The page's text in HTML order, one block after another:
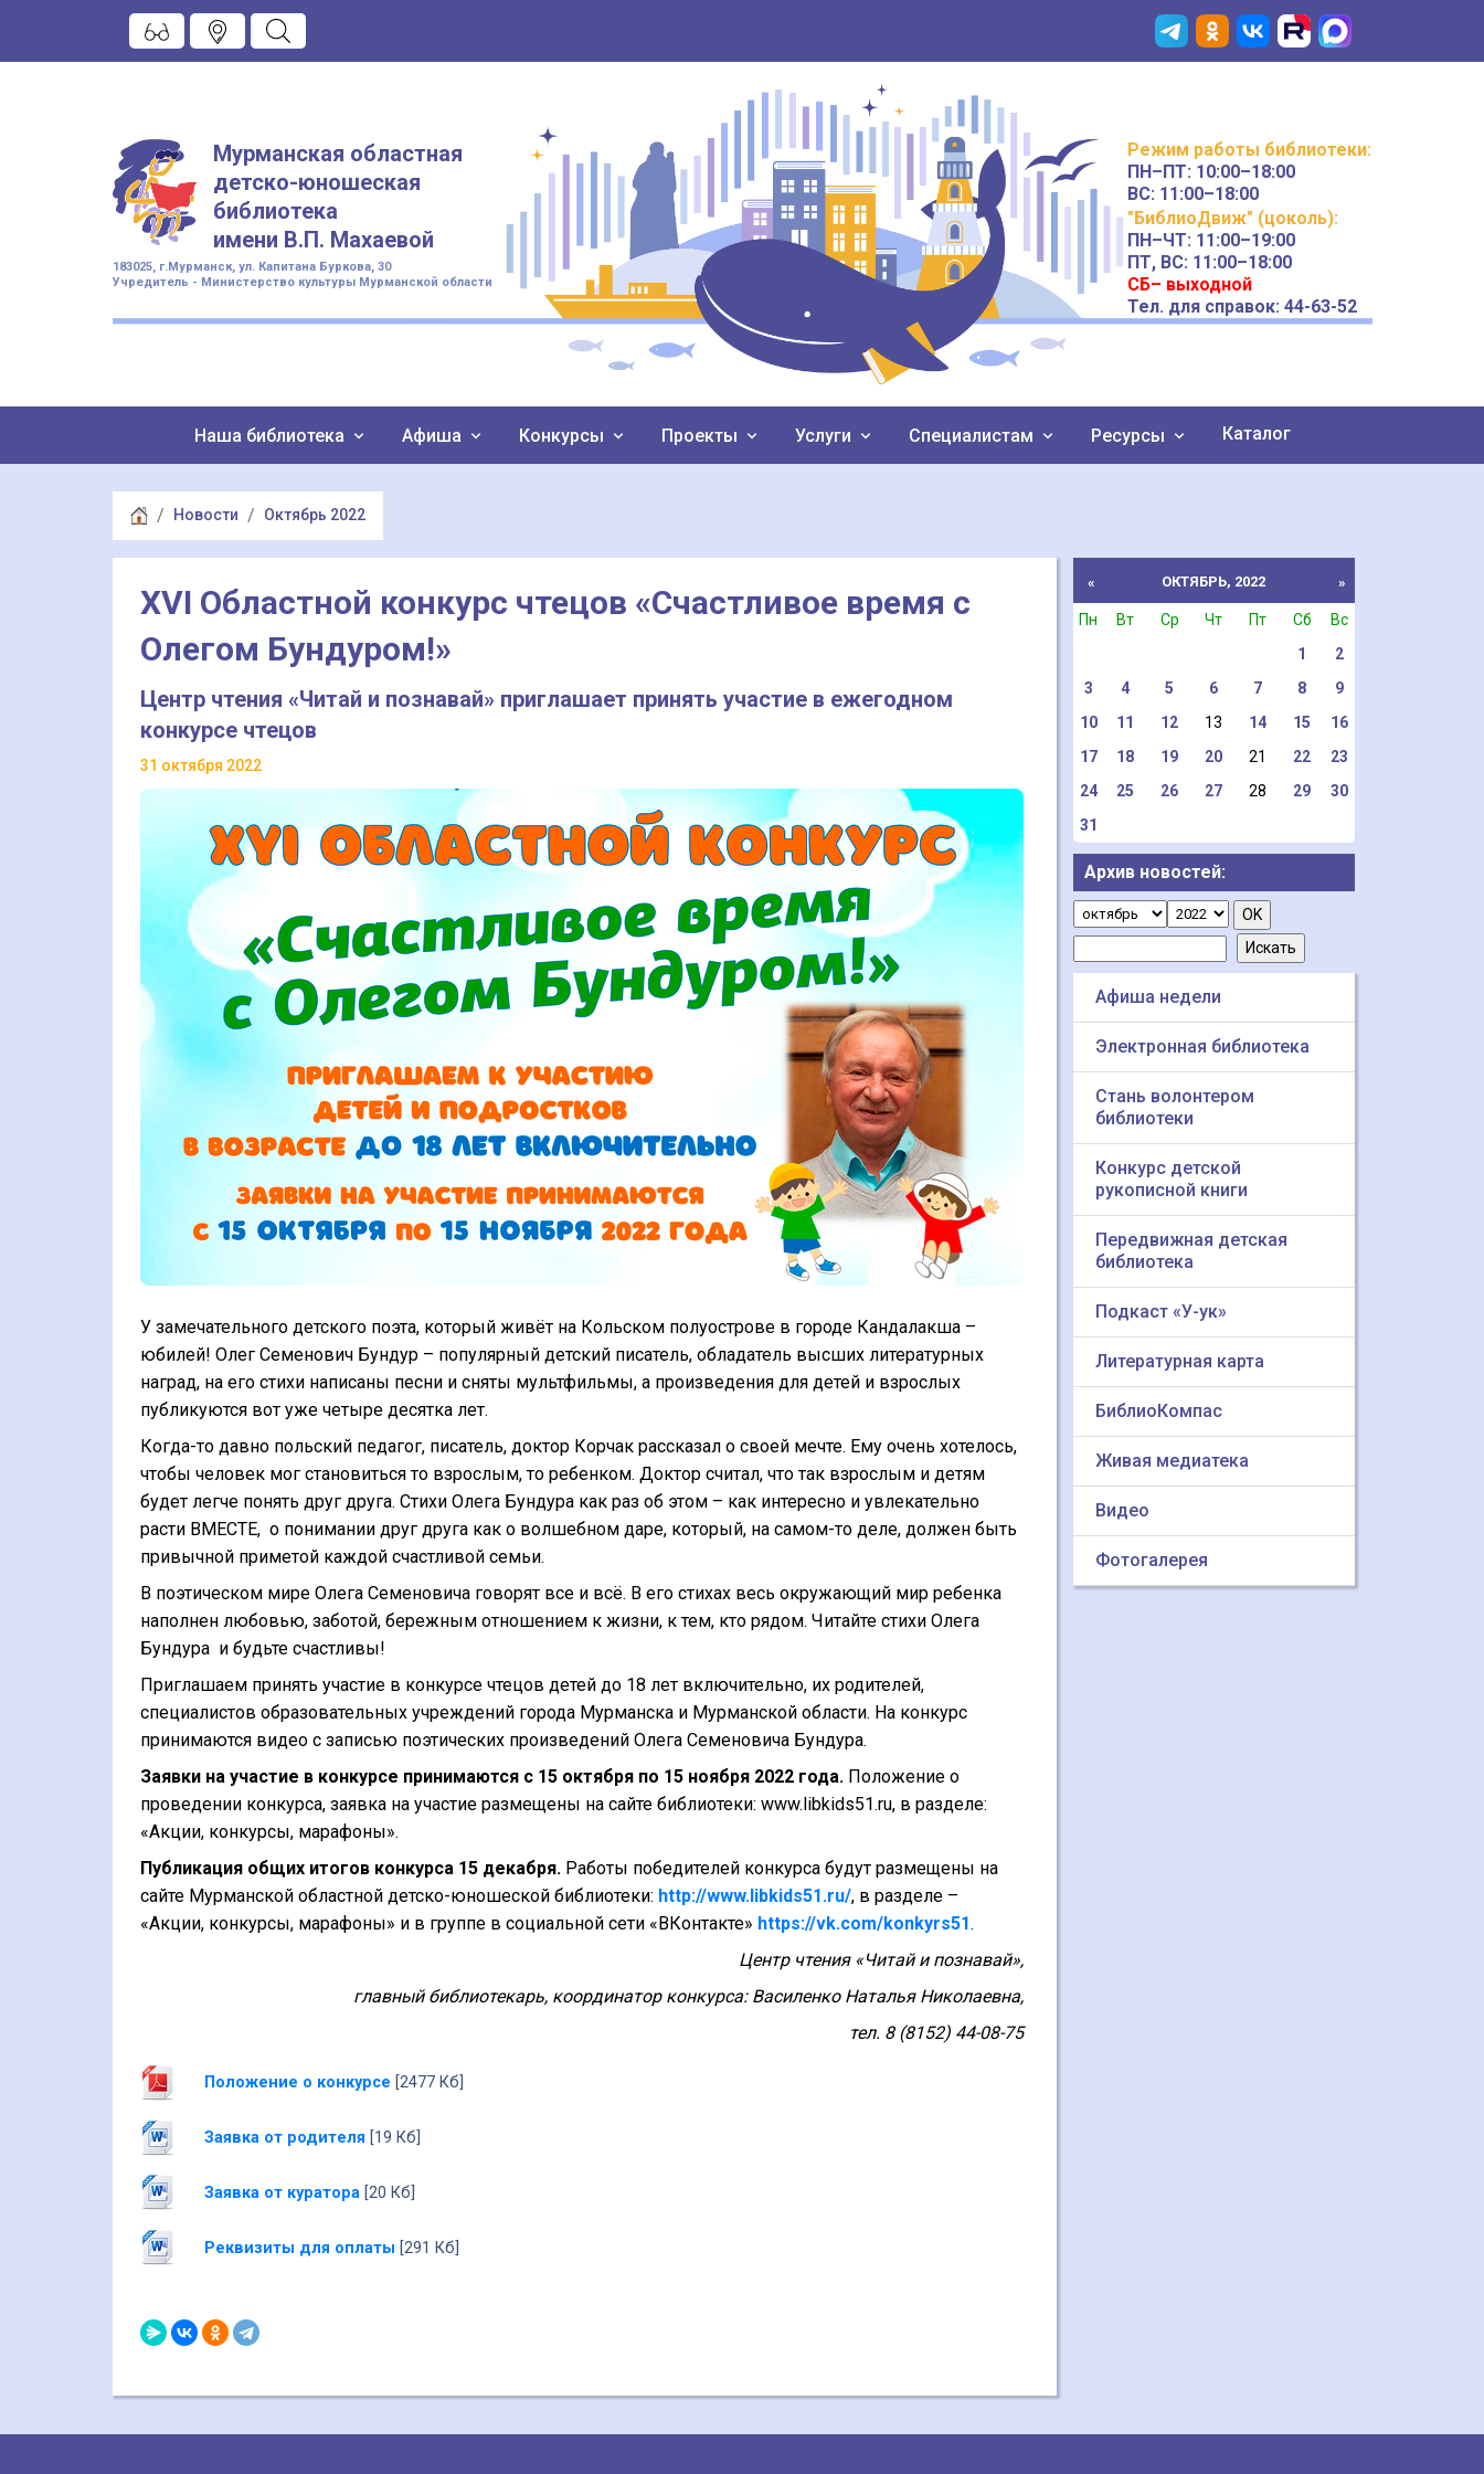
Мурманская областная
детско-юношеская
библиотека
имени В.П. Махаевой
183025, г.Мурманск, ул. Капитана Буркова, 30
Учредитель - Министерство культуры Мурманской области
Режим работы библиотеки:
ПН–ПТ: 10:00–18:00
ВС: 11:00–18:00
"БиблиоДвиж" (цоколь):
ПН–ЧТ: 11:00–19:00
ПТ, ВС: 11:00–18:00
СБ– выходной
Тел. для справок: 44-63-52
Наша библиотека Афиша Конкурсы Проекты Услуги Специалистам Ресурсы Каталог
Новости Октябрь 2022
XVI Областной конкурс чтецов «Счастливое время с
Олегом Бундуром!»
Центр чтения «Читай и познавай» приглашает принять участие в ежегодном
конкурсе чтецов
31 октября 2022
У замечательного детского поэта, который живёт на Кольском полуострове в городе Кандалакша –
юбилей! Олег Семенович Бундур – популярный детский писатель, обладатель высших литературных
наград, на его стихи написаны песни и сняты мультфильмы, а произведения для детей и взрослых
публикуются вот уже четыре десятка лет.
Когда-то давно польский педагог, писатель, доктор Корчак рассказал о своей мечте. Ему очень хотелось,
чтобы человек мог становиться то взрослым, то ребенком. Доктор считал, что так взрослым и детям
будет легче понять друг друга. Стихи Олега Бундура как раз об этом – как интересно и увлекательно
расти ВМЕСТЕ, о понимании друг друга как о волшебном даре, который, на самом-то деле, должен быть
привычной приметой каждой счастливой семьи.
В поэтическом мире Олега Семеновича говорят все и всё. В его стихах весь окружающий мир ребенка
наполнен любовью, заботой, бережным отношением к жизни, к тем, кто рядом. Читайте стихи Олега
Бундура и будьте счастливы!
Приглашаем принять участие в конкурсе чтецов детей до 18 лет включительно, их родителей,
специалистов образовательных учреждений города Мурманска и Мурманской области. На конкурс
принимаются видео с записью поэтических произведений Олега Семеновича Бундура.
Заявки на участие в конкурсе принимаются с 15 октября по 15 ноября 2022 года. Положение о
проведении конкурса, заявка на участие размещены на сайте библиотеки: www.libkids51.ru, в разделе:
«Акции, конкурсы, марафоны».
Публикация общих итогов конкурса 15 декабря. Работы победителей конкурса будут размещены на
сайте Мурманской областной детско-юношеской библиотеки: http://www.libkids51.ru/, в разделе –
«Акции, конкурсы, марафоны» и в группе в социальной сети «ВКонтакте» https://vk.com/konkyrs51.
Центр чтения «Читай и познавай»,
главный библиотекарь, координатор конкурса: Василенко Наталья Николаевна,
тел. 8 (8152) 44-08-75
Положение о конкурсе [2477 Кб]
Заявка от родителя [19 Кб]
Заявка от куратора[20 Кб]
Реквизиты для оплаты [291 Кб]
« ОКТЯБРЬ, 2022 »
Пн Вт Ср Чт Пт Сб
Вс
1
2
3
4 5 6 7 8
9
10
11 12 13 14 15
16
17
18 19 20 21 22
23
24
25 26 27 28 29
30
31
Архив новостей:
Афиша недели
Электронная библиотека
Стань волонтером
библиотеки
Конкурс детской
рукописной книги
Передвижная детская
библиотека
Подкаст «У-ук»
Литературная карта
БиблиоКомпас
Живая медиатека
Видео
Фотогалерея